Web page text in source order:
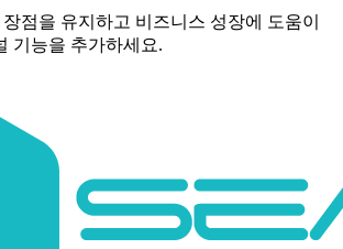
장점을 유지하고 비즈니스 성장에 도움이
기능을 추가하세요.